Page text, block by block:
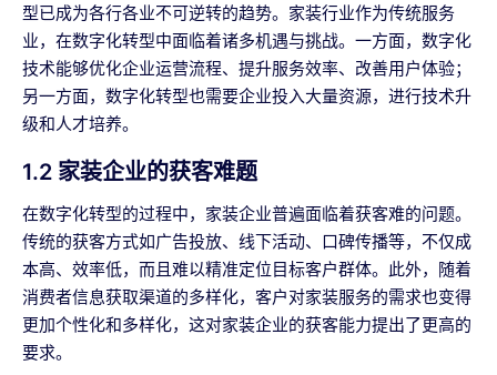
型已成为各行各业不可逆转的趋势。家装行业作为传统服务
业，在数字化转型中面临着诸多机遇与挑战。一方面，数字化
技术能够优化企业运营流程、提升服务效率、改善用户体验；
另一方面，数字化转型也需要企业投入大量资源，进行技术升
级和人才培养。
1.2 家装企业的获客难题
在数字化转型的过程中，家装企业普遍面临着获客难的问题。
传统的获客方式如广告投放、线下活动、口碑传播等，不仅成
本高、效率低，而且难以精准定位目标客户群体。此外，随着
消费者信息获取渠道的多样化，客户对家装服务的需求也变得
更加个性化和多样化，这对家装企业的获客能力提出了更高的
要求。